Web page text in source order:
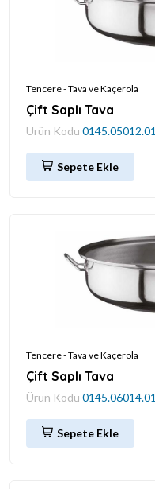
Tencere - Tava ve Kaçerola
Çift Saplı Tava
Ürün Kodu 0145.05012.01
Sepete Ekle
Tencere - Tava ve Kaçerola
Çift Saplı Tava
Ürün Kodu 0145.06014.01
Sepete Ekle